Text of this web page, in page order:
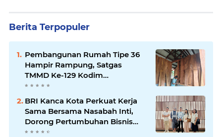
Berita Terpopuler
Pembangunan Rumah Tipe 36
Hampir Rampung, Satgas
TMMD Ke-129 Kodim
1807/Sorong Selatan Wujudkan
Hunian Layak bagi Warga
BRI Kanca Kota Perkuat Kerja
Sama Bersama Nasabah Inti,
Dorong Pertumbuhan Bisnis
Berkelanjutan